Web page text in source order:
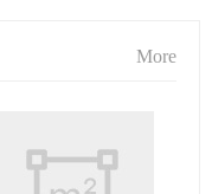
More